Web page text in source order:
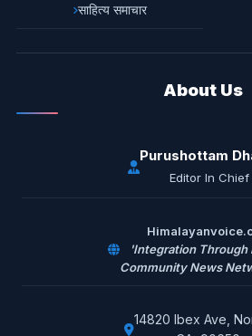
साहित्य समाचार
About Us
Purushottam
Editor In Chief
'Integration Through
Community News
14820 Ibex Ave,